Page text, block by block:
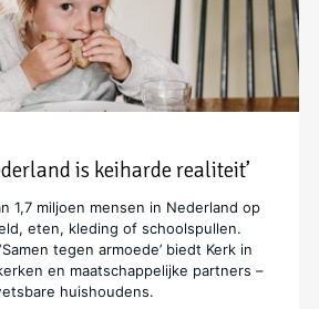
is keiharde realiteit’
1,7 miljoen mensen in Nederland op
eten, kleding of schoolspullen.
tegen armoede’ biedt Kerk in
en maatschappelijke partners –
huishoudens.